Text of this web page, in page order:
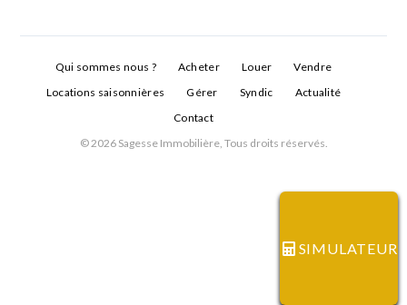
Qui sommes nous ? Acheter Louer
Vendre
Locations saisonnières
Gérer Syndic
Actualité
Contact
© 2026 Sagesse Immobilière, Tous droits réservés.
SIMULATEUR
Connexion